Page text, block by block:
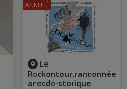
Le
Rockontour,randonnée
anecdo-storique
ANNULÉ